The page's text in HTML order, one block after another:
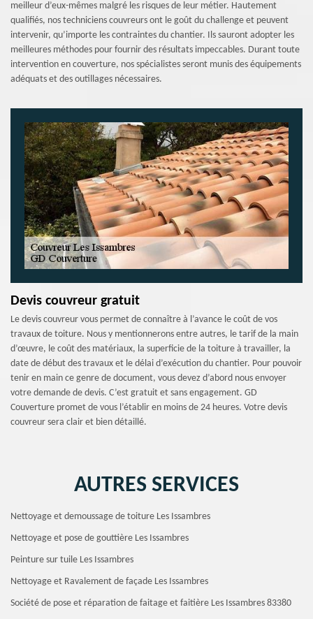
meilleur d’eux-mêmes malgré les risques de leur métier. Hautement
qualifiés, nos techniciens couvreurs ont le goût du challenge et peuvent
intervenir, qu’importe les contraintes du chantier. Ils sauront adopter les
meilleures méthodes pour fournir des résultats impeccables. Durant toute
intervention en couverture, nos spécialistes seront munis des équipements
adéquats et des outillages nécessaires.
Devis couvreur gratuit
Le devis couvreur vous permet de connaître à l’avance le coût de vos
travaux de toiture. Nous y mentionnerons entre autres, le tarif de la main
d’œuvre, le coût des matériaux, la superficie de la toiture à travailler, la
date de début des travaux et le délai d’exécution du chantier. Pour pouvoir
tenir en main ce genre de document, vous devez d’abord nous envoyer
votre demande de devis. C’est gratuit et sans engagement. GD
Couverture promet de vous l’établir en moins de 24 heures. Votre devis
couvreur sera clair et bien détaillé.
AUTRES SERVICES
Nettoyage et demoussage de toiture Les Issambres
Nettoyage et pose de gouttière Les Issambres
Peinture sur tuile Les Issambres
Nettoyage et Ravalement de façade Les Issambres
Société de pose et réparation de faitage et faitière Les Issambres 83380